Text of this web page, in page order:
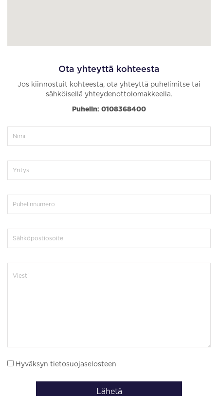
Ota yhteyttä kohteesta
Jos kiinnostuit kohteesta, ota yhteyttä puhelimitse tai
sähköisellä yhteydenottolomakkeella.
Puhelin: 0108368400
Hyväksyn tietosuojaselosteen
Lähetä